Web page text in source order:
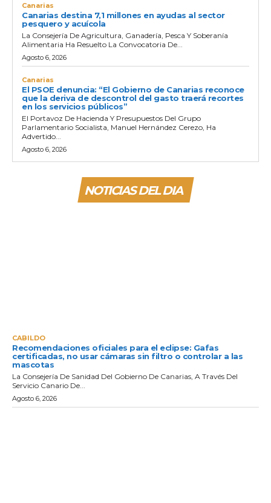
Canarias
Canarias destina 7,1 millones en ayudas al sector
pesquero y acuícola
La Consejería De Agricultura, Ganadería, Pesca Y Soberanía
Alimentaria Ha Resuelto La Convocatoria De...
Agosto 6, 2026
Canarias
El PSOE denuncia: “El Gobierno de Canarias reconoce
que la deriva de descontrol del gasto traerá recortes
en los servicios públicos”
El Portavoz De Hacienda Y Presupuestos Del Grupo
Parlamentario Socialista, Manuel Hernández Cerezo, Ha
Advertido...
Agosto 6, 2026
NOTICIAS DEL DIA
CABILDO
Recomendaciones oficiales para el eclipse: Gafas
certificadas, no usar cámaras sin filtro o controlar a las
mascotas
La Consejería De Sanidad Del Gobierno De Canarias, A Través Del
Servicio Canario De...
Agosto 6, 2026